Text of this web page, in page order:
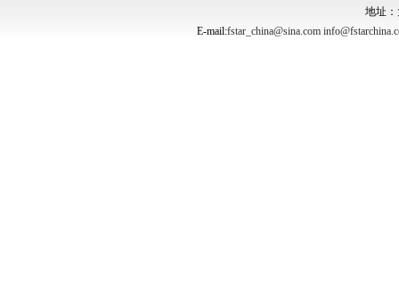
地址
E-mail:fstar_china@sina.com